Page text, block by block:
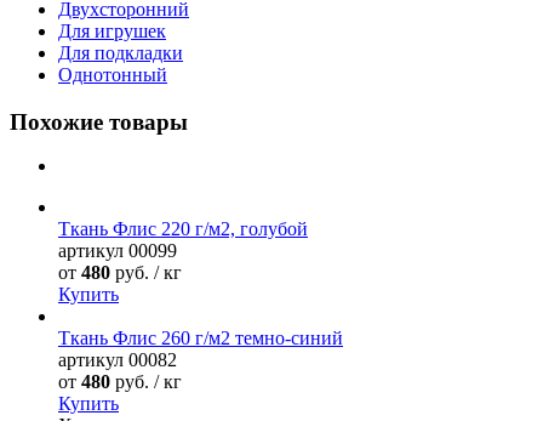
Двухсторонний
Для игрушек
Для подкладки
Однотонный
Похожие товары
Ткань Флис 220 г/м2, голубой
артикул 00099
от 480 руб. / кг
Купить
Ткань Флис 260 г/м2 темно-синий
артикул 00082
от 480 руб. / кг
Купить